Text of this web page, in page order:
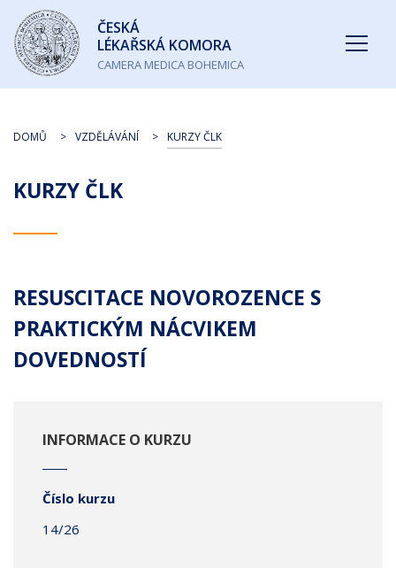
Česká
lékařská
komora
ČESKÁ
LÉKAŘSKÁ KOMORA
CAMERA MEDICA BOHEMICA
KURZY ČLK
DOMŮ VZDĚLÁVÁNÍ KURZY ČLK
RESUSCITACE NOVOROZENCE S
PRAKTICKÝM NÁCVIKEM
DOVEDNOSTÍ
INFORMACE O KURZU
Číslo kurzu
14/26